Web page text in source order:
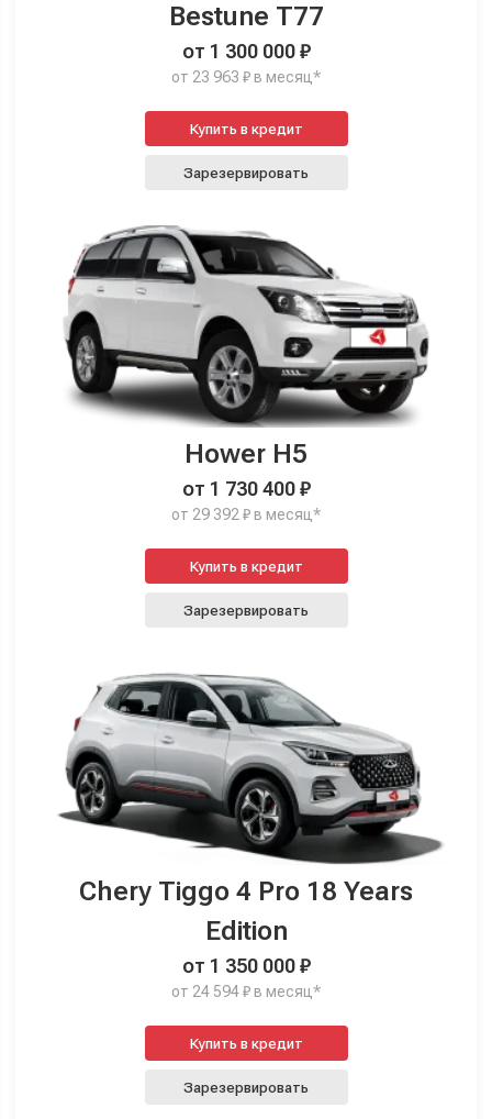
Bestune T77
от 1 300 000 ₽
от 23 963 ₽ в месяц*
Купить в кредит
Зарезервировать
Hower H5
от 1 730 400 ₽
от 29 392 ₽ в месяц*
Купить в кредит
Зарезервировать
Chery Tiggo 4 Pro 18 Years
Edition
от 1 350 000 ₽
от 24 594 ₽ в месяц*
Купить в кредит
Зарезервировать